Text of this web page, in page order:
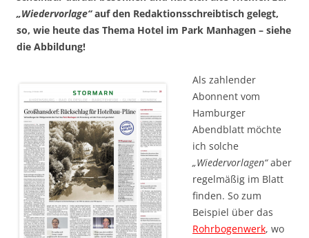
„Wiedervorlage“auf den Redaktionsschreibtisch gelegt,
so, wie heute das Thema Hotel im Park Manhagen – siehe
die Abbildung!
Als zahlender
Abonnent vom
Hamburger
Abendblatt möchte
ich solche
„Wiedervorlagen“aber
regelmäßig im Blatt
finden. So zum
Beispiel über das
Rohrbogenwerk, wo